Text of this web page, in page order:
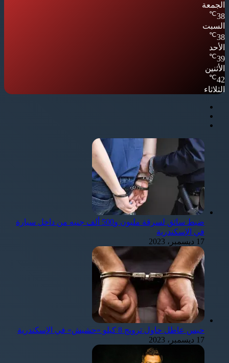
الجمعة
38
℃
السبت
38
℃
الأحد
39
℃
الأثنين
42
℃
الثلاثاء
ضبط سائق لسرقة مليون و500 ألف جنيه من داخل سيارة
في الإسكندرية
17 ديسمبر، 2023
حبس عاطل حاول ترويج 8 كيلو «حشيش» في الإسكندرية
17 ديسمبر، 2023